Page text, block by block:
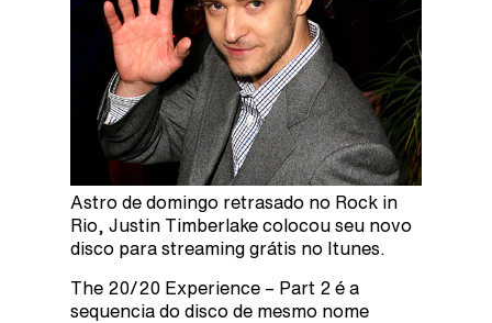
Astro de domingo retrasado no Rock in
Rio, Justin Timberlake colocou seu novo
disco para streaming grátis no Itunes.
The 20/20 Experience – Part 2 é a
sequencia do disco de mesmo nome